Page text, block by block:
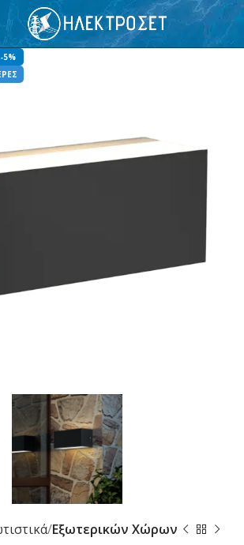
-5%
Εξωτερικών Χώρων